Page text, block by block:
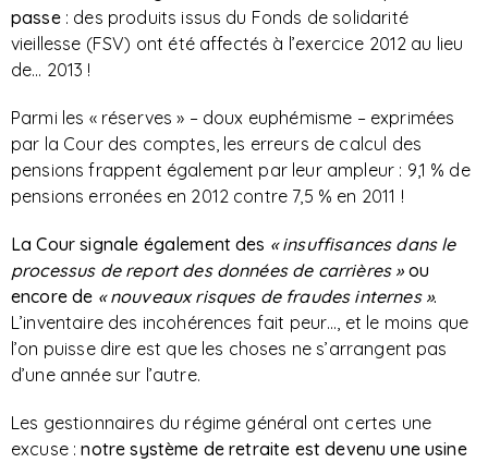
passe: des produits issus du Fonds de solidarité
vieillesse (FSV) ont été affectés à l’exercice 2012 au lieu
de… 2013 !
Parmi les « réserves » – doux euphémisme – exprimées
par la Cour des comptes, les erreurs de calcul des
pensions frappent également par leur ampleur : 9,1 % de
pensions erronées en 2012 contre 7,5 % en 2011 !
La Cour signale également des « insuffisances dans le
processus de report des données de carrières »ou
encore de « nouveaux risques de fraudes internes ».
L’inventaire des incohérences fait peur…, et le moins que
l’on puisse dire est que les choses ne s’arrangent pas
d’une année sur l’autre.
Les gestionnaires du régime général ont certes une
excuse :notre système de retraite est devenu une usine